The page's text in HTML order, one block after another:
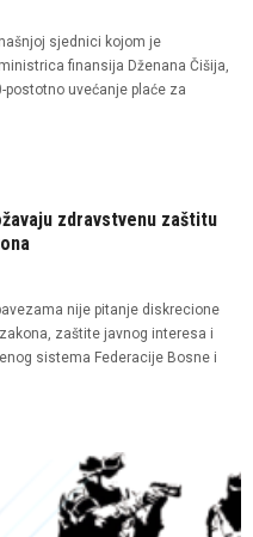
sjednici kojom je
finansija Dženana Čišija,
uvećanje plaće za
zdravstvenu zaštitu
nije pitanje diskrecione
zaštite javnog interesa i
sistema Federacije Bosne i